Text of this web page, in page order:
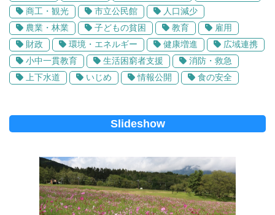
商工・観光
市立公民館
人口減少
農業・林業
子どもの貧困 教育
雇用
財政
環境・エネルギー 健康増進
広域連携
小中一貫教育
生活困窮者支援
消防・救急
上下水道
いじめ 情報公開 食の安全
Slideshow